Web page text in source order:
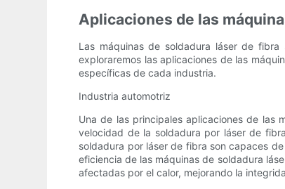
Aplicaciones de las
Las máquinas de soldadura láser de
exploraremos las aplicaciones de las
específicas de cada industria.
Industria automotriz
Una de las principales aplicaciones de las
velocidad de la soldadura por láser de
soldadura por láser de fibra son capaces
eficiencia de las máquinas de soldadura
afectadas por el calor, mejorando la